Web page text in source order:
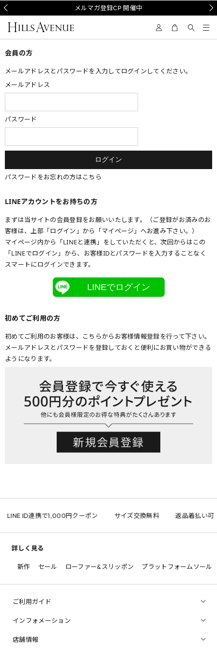
メルマガ登録CP 開催中
会員の方
メールアドレスとパスワードを入力してログインしてください。
メールアドレス
パスワード
パスワードをお忘れの方はこちら
LINEアカウントをお持ちの方
まずは当サイトの会員登録をお願いいたします。（ご登録がお済みのお
客様は、上部「ログイン」から「マイページ」へお進み下さい。）
マイページ内から「LINEと連携」をしていただくと、次回からはこの
「LINEでログイン」から、お客様IDとパスワードを入力することなく
スマートにログインできます。
LINEでログイン
初めてご利用の方
初めてご利用のお客様は、こちらからお客様情報登録を行って下さい。
メールアドレスとパスワードを登録しておくと便利にお買い物ができる
ようになります。
LINE ID連携で1,000円クーポン サイズ交換無料 返品着払い可
詳しく見る
新作 セール ローファー&スリッポン プラットフォームソール
ご利用ガイド
インフォメーション
店舗情報